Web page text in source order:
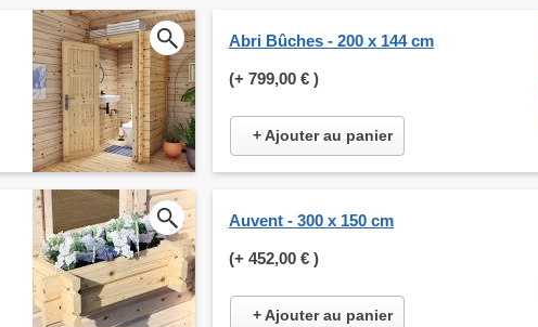
Abri Bûches - 200 x 144 cm
(+ 799,00 € )
+ Ajouter au panier
Auvent - 300 x 150 cm
(+ 452,00 € )
+ Ajouter au panier